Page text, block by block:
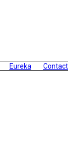
Eureka